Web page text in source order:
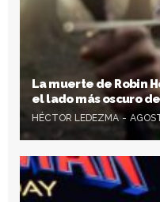
La muerte de Robin
el lado más oscuro
HÉCTOR LEDEZMA